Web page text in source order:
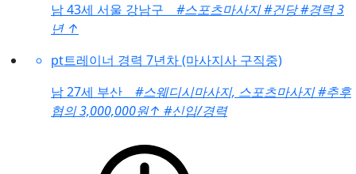
남43세 서울 강남구 #스포츠마사지#건당#경력 3
년 ↑
pt트레이너 경력 7년차 (마사지사 구직중)
남27세 부산 #스웨디시마사지, 스포츠마사지#추후
협의 3,000,000원↑ #신입/경력